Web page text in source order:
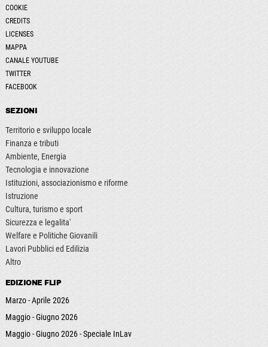
COOKIE
CREDITS
LICENSES
MAPPA
CANALE YOUTUBE
TWITTER
FACEBOOK
SEZIONI
Territorio e sviluppo locale
Finanza e tributi
Ambiente, Energia
Tecnologia e innovazione
Istituzioni, associazionismo e riforme
Istruzione
Cultura, turismo e sport
Sicurezza e legalita'
Welfare e Politiche Giovanili
Lavori Pubblici ed Edilizia
Altro
EDIZIONE FLIP
Marzo - Aprile 2026
Maggio - Giugno 2026
Maggio - Giugno 2026 - Speciale InLav